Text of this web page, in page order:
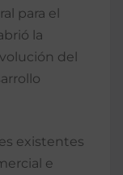
para el
la
del
existentes
e